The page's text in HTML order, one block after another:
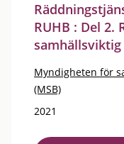
RUHB : Del 2.
Myndigheten för
(MSB)
2021